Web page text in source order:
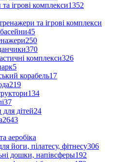
ігрові комплекси1352
та ігрові комплекси
45
250
370
комплекси326
5
корабель17
219
134
37
дітей24
2643
аеробіка
йоги, пілатесу, фітнесу306
дошки, напівсферы192